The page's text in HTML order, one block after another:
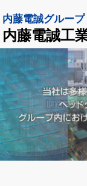
内藤電誠グループ
内藤電誠工